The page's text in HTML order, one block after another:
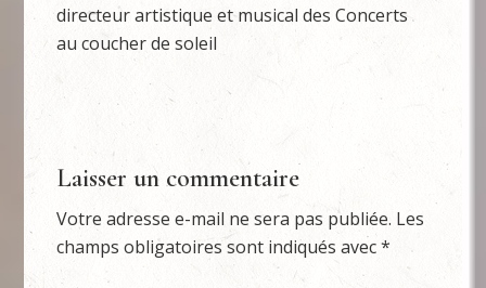
directeur artistique et musical des Concerts
au coucher de soleil
Laisser un commentaire
Votre adresse e-mail ne sera pas publiée. Les
champs obligatoires sont indiqués avec*